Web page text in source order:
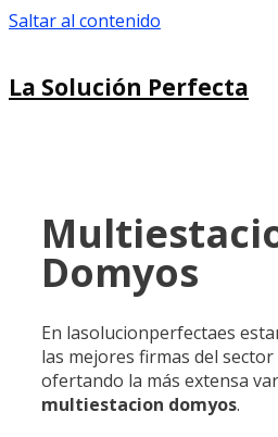
Saltar al contenido
La Solución Perfecta
Domyos
En lasolucionperfectaes
las mejores firmas del
ofertando la más extensa
multiestacion domyos.